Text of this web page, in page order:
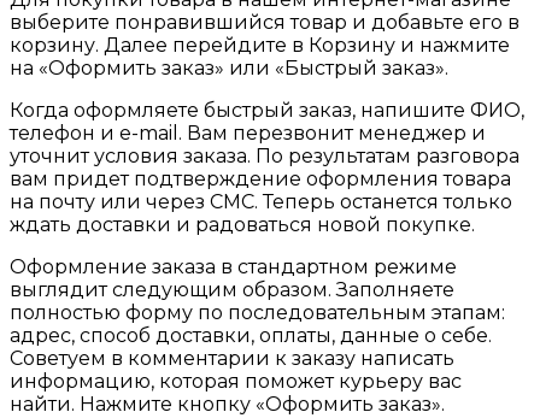
выберите понравившийся товар и добавьте его в
корзину. Далее перейдите в Корзину и нажмите
на «Оформить заказ» или «Быстрый заказ».
Когда оформляете быстрый заказ, напишите ФИО,
телефон и e-mail. Вам перезвонит менеджер и
уточнит условия заказа. По результатам разговора
вам придет подтверждение оформления товара
на почту или через СМС. Теперь останется только
ждать доставки и радоваться новой покупке.
Оформление заказа в стандартном режиме
выглядит следующим образом. Заполняете
полностью форму по последовательным этапам:
адрес, способ доставки, оплаты, данные о себе.
Советуем в комментарии к заказу написать
информацию, которая поможет курьеру вас
найти. Нажмите кнопку «Оформить заказ».